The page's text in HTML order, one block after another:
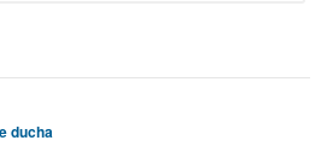
ducha